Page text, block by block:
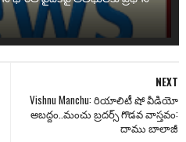
NEXT
Vishnu Manchu: రియాలిటీ షో వీడియో
అబ‌ద్దం..మంచు బ్ర‌ద‌ర్స్ గొడ‌వ‌ వాస్త‌వం:
దాము బాలాజీ